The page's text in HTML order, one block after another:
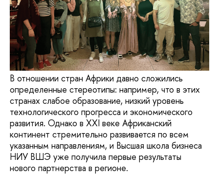
В отношении стран Африки давно сложились
определенные стереотипы: например, что в этих
странах слабое образование, низкий уровень
технологического прогресса и экономического
развития. Однако в XXI веке Африканский
континент стремительно развивается по всем
указанным направлениям, и Высшая школа бизнеса
НИУ ВШЭ уже получила первые результаты
нового партнерства в регионе.